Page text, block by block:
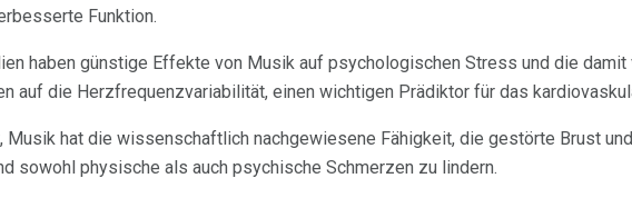
Funktion.
haben günstige Effekte von Musik auf psychologischen Stress und die damit
auf die Herzfrequenzvariabilität, einen wichtigen Prädiktor für das
Musik hat die wissenschaftlich nachgewiesene Fähigkeit, die gestörte Brust
sowohl physische als auch psychische Schmerzen zu lindern.